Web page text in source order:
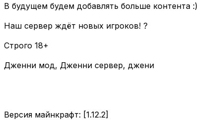
В будущем будем добавлять больше контента :)
Наш сервер ждёт новых игроков! ?
Строго 18+
Дженни мод, Дженни сервер, джени
Версия майнкрафт: [1.12.2]